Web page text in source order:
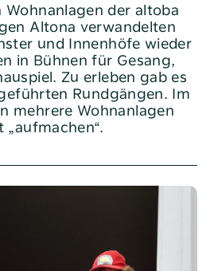
Wohnanlagen der altoba
Altona verwandelten
und Innenhöfe wieder
in Bühnen für Gesang,
Zu erleben gab es
Rundgängen. Im
mehrere Wohnanlagen